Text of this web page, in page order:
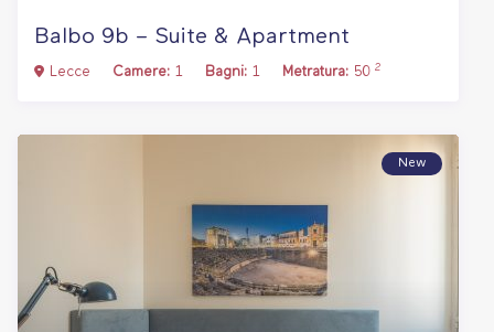
Balbo 9b – Suite & Apartment
Lecce Camere: 1 Bagni: 1 Metratura: 50 2
New